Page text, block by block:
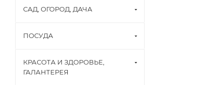
САД, ОГОРОД, ДАЧА
ПОСУДА
КРАСОТА И ЗДОРОВЬЕ,
ГАЛАНТЕРЕЯ